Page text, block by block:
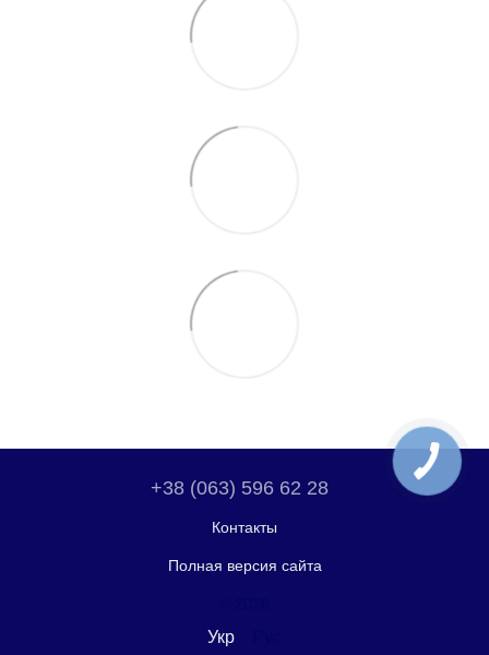
+38 (063) 596 62 28
Контакты
Полная версия сайта
Укр